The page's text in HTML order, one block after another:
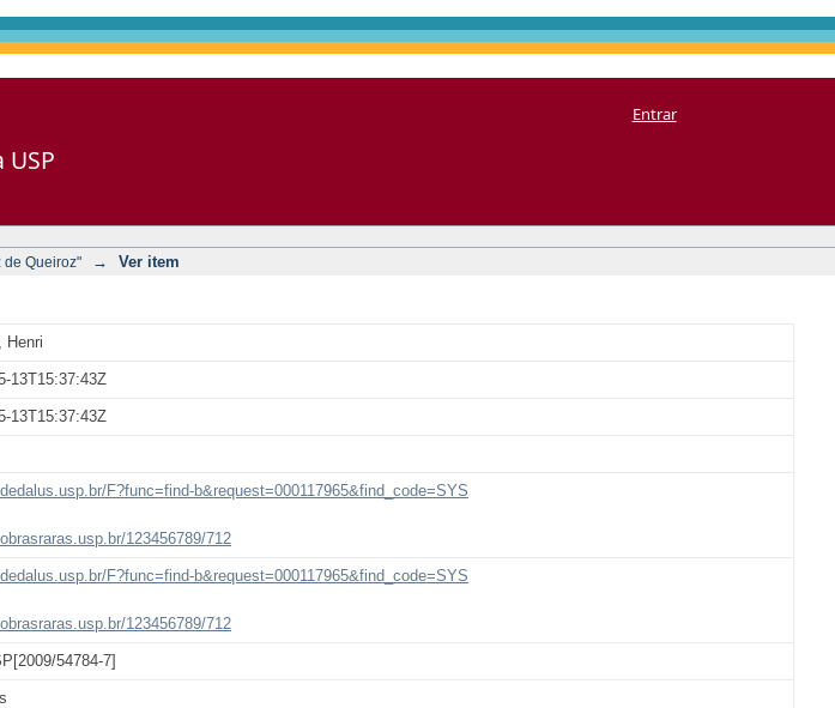
Entrar
de Queiroz" → Ver item
Henri
13T15:37:43Z
13T15:37:43Z
F?func=find-b&request=000117965&find_code=SYS
123456789/712
F?func=find-b&request=000117965&find_code=SYS
123456789/712
54784-7]